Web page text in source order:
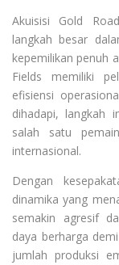
Akuisisi Gold
langkah besar
kepemilikan penuh
Fields memiliki
efisiensi
dihadapi, langkah
salah satu
internasional.
Dengan
dinamika yang
semakin agresif
daya berharga
jumlah produksi